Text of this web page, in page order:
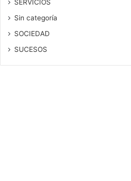
SERVICIOS
Sin categoría
SOCIEDAD
SUCESOS